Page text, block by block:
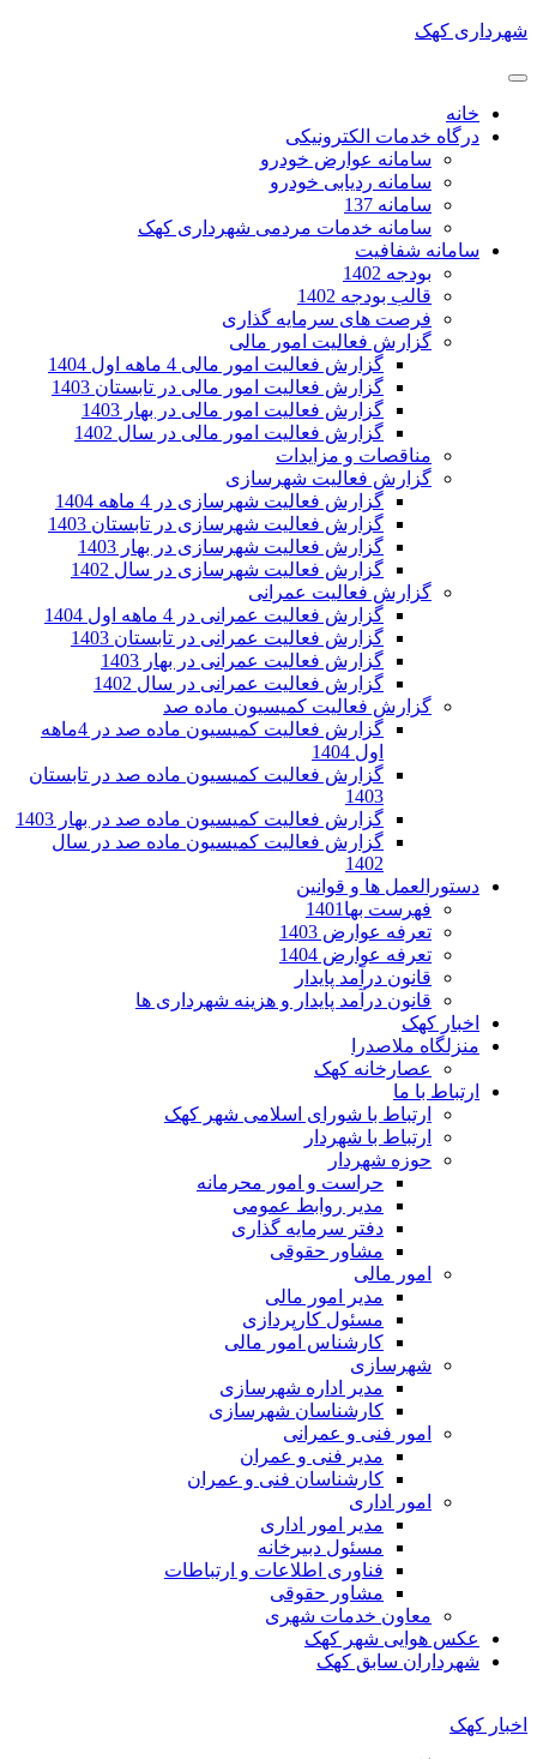
شهرداری کهک
خانه
درگاه خدمات الکترونیکی
سامانه عوارض خودرو
سامانه ردیابی خودرو
سامانه 137
سامانه خدمات مردمی شهرداری کهک
سامانه شفافیت
بودجه 1402
قالب بودجه 1402
فرصت های سرمایه گذاری
گزارش فعالیت امور مالی
گزارش فعالیت امور مالی 4 ماهه اول 1404
گزارش فعالیت امور مالی در تابستان 1403
گزارش فعالیت امور مالی در بهار 1403
گزارش فعالیت امور مالی در سال 1402
مناقصات و مزایدات
گزارش فعالیت شهرسازی
گزارش فعالیت شهرسازی در 4 ماهه 1404
گزارش فعالیت شهرسازی در تابستان 1403
گزارش فعالیت شهرسازی در بهار 1403
گزارش فعالیت شهرسازی در سال 1402
گزارش فعالیت عمرانی
گزارش فعالیت عمرانی در 4 ماهه اول 1404
گزارش فعالیت عمرانی در تابستان 1403
گزارش فعالیت عمرانی در بهار 1403
گزارش فعالیت عمرانی در سال 1402
گزارش فعالیت کمیسیون ماده صد
گزارش فعالیت کمیسیون ماده صد در 4ماهه
اول 1404
گزارش فعالیت کمیسیون ماده صد در تابستان
1403
گزارش فعالیت کمیسیون ماده صد در بهار 1403
گزارش فعالیت کمیسیون ماده صد در سال
1402
دستورالعمل ها و قوانین
فهرست بها1401
تعرفه عوارض 1403
تعرفه عوارض 1404
قانون درآمد پایدار
قانون درآمد پایدار و هزینه شهرداری ها
اخبار کهک
منزلگاه ملاصدرا
عصارخانه کهک
ارتباط با ما
ارتباط با شورای اسلامی شهر کهک
ارتباط با شهردار
حوزه شهردار
حراست و امور محرمانه
مدیر روابط عمومی
دفتر سرمایه گذاری
مشاور حقوقی
امور مالی
مدیر امور مالی
مسئول کارپردازی
کارشناس امور مالی
شهرسازی
مدیر اداره شهرسازی
کارشناسان شهرسازی
امور فنی و عمرانی
مدیر فنی و عمران
کارشناسان فنی و عمران
امور اداری
مدیر امور اداری
مسئول دبیرخانه
فناوری اطلاعات و ارتباطات
مشاور حقوقی
معاون خدمات شهری
عکس هوایی شهر کهک
شهرداران سابق کهک
اخبار کهک